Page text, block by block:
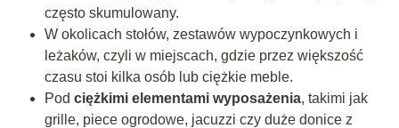
często skumulowany.
W okolicach stołów, zestawów wypoczynkowych i
leżaków, czyli w miejscach, gdzie przez większość
czasu stoi kilka osób lub ciężkie meble.
Pod ciężkimi elementami wyposażenia, takimi jak
grille, piece ogrodowe, jacuzzi czy duże donice z